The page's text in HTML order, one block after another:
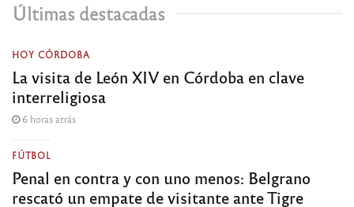
Últimas destacadas
HOY CÓRDOBA
La visita de León XIV en Córdoba en clave
interreligiosa
6 horas atrás
FÚTBOL
Penal en contra y con uno menos: Belgrano
rescató un empate de visitante ante Tigre